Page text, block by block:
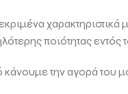
ποιότητας
την αγορά του